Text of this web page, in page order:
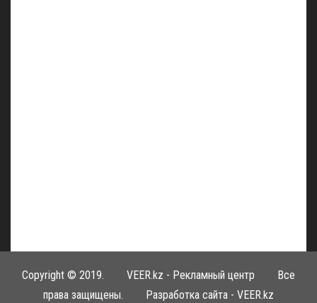
Copyright © 2019. VEER.kz - Рекламный центр Все
права защищены. Разработка сайта - VEER.kz